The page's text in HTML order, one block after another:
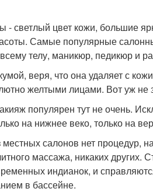
- светлый цвет кожи, большие
Самые популярные
телу, маникюр, педикюр и
веря, что она удаляет с
желтыми лицами. Вот уж не
популярен тут не очень.
на нижнее веко, только на
местных салонов нет
массажа, никаких других.
индианок, и
в бассейне.